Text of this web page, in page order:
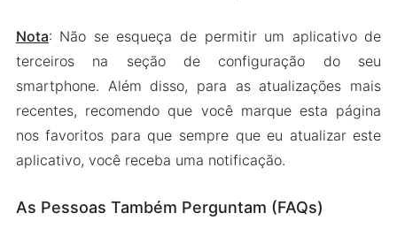
Nota: Não se esqueça de permitir um aplicativo de
terceiros na seção de configuração do seu
smartphone. Além disso, para as atualizações mais
recentes, recomendo que você marque esta página
nos favoritos para que sempre que eu atualizar este
aplicativo, você receba uma notificação.
As Pessoas Também Perguntam (FAQs)